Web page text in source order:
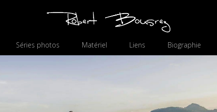
Séries photos Matériel Liens Biographie